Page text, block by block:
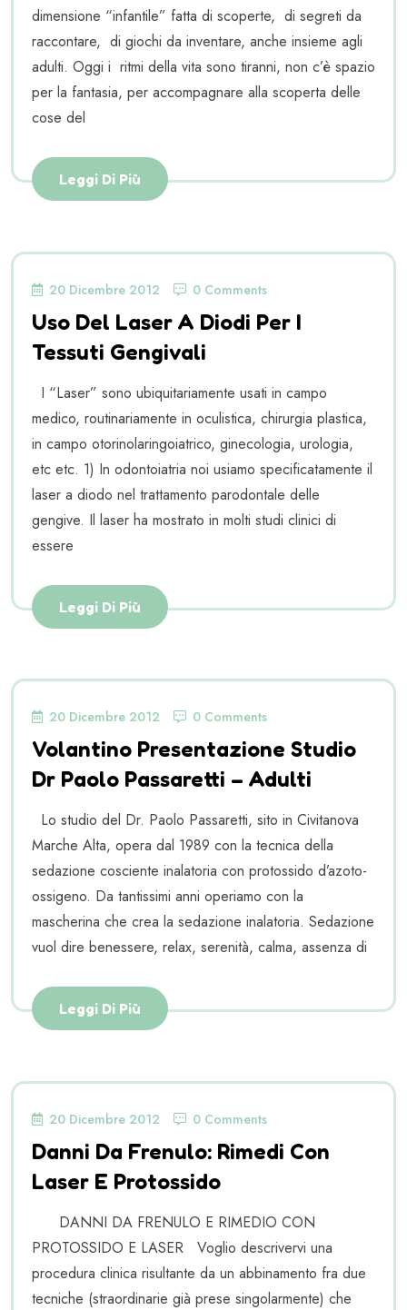
dimensione “infantile” fatta di scoperte, di segreti da
raccontare, di giochi da inventare, anche insieme agli
adulti. Oggi i ritmi della vita sono tiranni, non c’è spazio
per la fantasia, per accompagnare alla scoperta delle
cose del
Leggi Di Più
20 Dicembre 2012 0 Comments
Uso Del Laser A Diodi Per I
Tessuti Gengivali
I “Laser” sono ubiquitariamente usati in campo
medico, routinariamente in oculistica, chirurgia plastica,
in campo otorinolaringoiatrico, ginecologia, urologia,
etc etc. 1) In odontoiatria noi usiamo specificatamente il
laser a diodo nel trattamento parodontale delle
gengive. Il laser ha mostrato in molti studi clinici di
essere
Leggi Di Più
20 Dicembre 2012 0 Comments
Volantino Presentazione Studio
Dr Paolo Passaretti – Adulti
Lo studio del Dr. Paolo Passaretti, sito in Civitanova
Marche Alta, opera dal 1989 con la tecnica della
sedazione cosciente inalatoria con protossido d’azoto-
ossigeno. Da tantissimi anni operiamo con la
mascherina che crea la sedazione inalatoria. Sedazione
vuol dire benessere, relax, serenità, calma, assenza di
Leggi Di Più
20 Dicembre 2012 0 Comments
Danni Da Frenulo: Rimedi Con
Laser E Protossido
DANNI DA FRENULO E RIMEDIO CON
PROTOSSIDO E LASER Voglio descrivervi una
procedura clinica risultante da un abbinamento fra due
tecniche (straordinarie già prese singolarmente) che